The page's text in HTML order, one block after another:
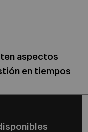
aspectos
en tiempos